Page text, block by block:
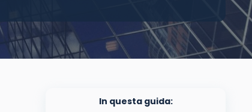
In questa guida: